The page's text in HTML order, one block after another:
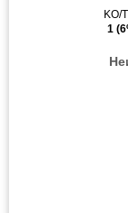
KO/
1